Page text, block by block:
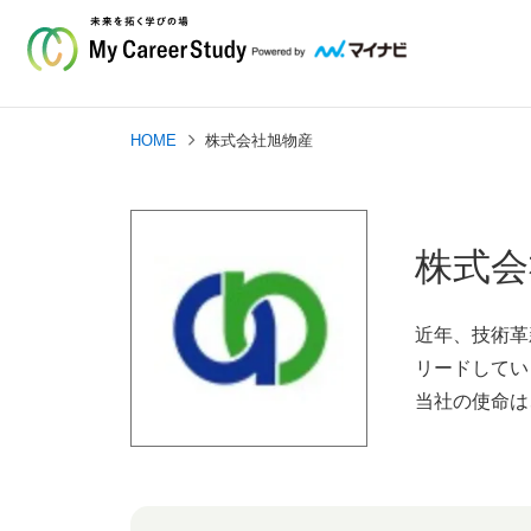
HOME 株式会社旭物産
株式
近年、技術
リードして
当社の使命